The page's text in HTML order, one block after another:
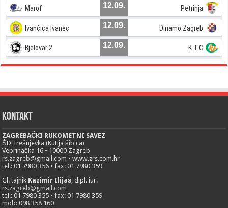
Marof 12.09. Petrinja
Ivančica Ivanec 12.09. Dinamo Zagreb
Bjelovar 2 12.09. K T C
Kontakt
ZAGREBAČKI RUKOMETNI SAVEZ
ŠD Trešnjevka (Kutija šibica)
Veprinačka 16 • 10000 Zagreb
rs.zagreb@gmail.com • www.zrs.com.hr
tel.: 01 7980 356 • fax: 01 7980 359
Gl. tajnik Kazimir Ilijaš, dipl. iur.
rs.zagreb@gmail.com
tel.: 01 7980 355 • fax: 01 7980 359
mob: 098 358 160